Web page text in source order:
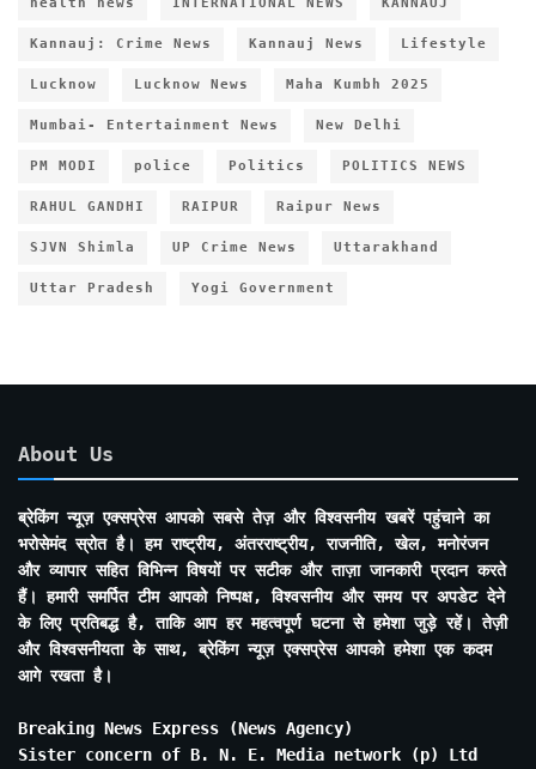
Kannauj: Crime News Kannauj News Lifestyle
Lucknow Lucknow News Maha Kumbh 2025
Mumbai- Entertainment News New Delhi
PM MODI police Politics POLITICS NEWS
RAHUL GANDHI RAIPUR Raipur News
SJVN Shimla UP Crime News Uttarakhand
Uttar Pradesh Yogi Government
About Us
ब्रेकिंग न्यूज़ एक्सप्रेस आपको सबसे तेज़ और विश्वसनीय खबरें पहुंचाने का
भरोसेमंद स्रोत है। हम राष्ट्रीय, अंतरराष्ट्रीय, राजनीति, खेल, मनोरंजन
और व्यापार सहित विभिन्न विषयों पर सटीक और ताज़ा जानकारी प्रदान करते
हैं। हमारी समर्पित टीम आपको निष्पक्ष, विश्वसनीय और समय पर अपडेट देने
के लिए प्रतिबद्ध है, ताकि आप हर महत्वपूर्ण घटना से हमेशा जुड़े रहें। तेज़ी
और विश्वसनीयता के साथ, ब्रेकिंग न्यूज़ एक्सप्रेस आपको हमेशा एक कदम
आगे रखता है।
Breaking News Express (News Agency)
Sister concern of B. N. E. Media network (p) Ltd